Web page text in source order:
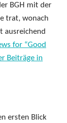
BGH mit der
trat, wonach
ausreichend
for “Good
Beiträge in
ersten Blick